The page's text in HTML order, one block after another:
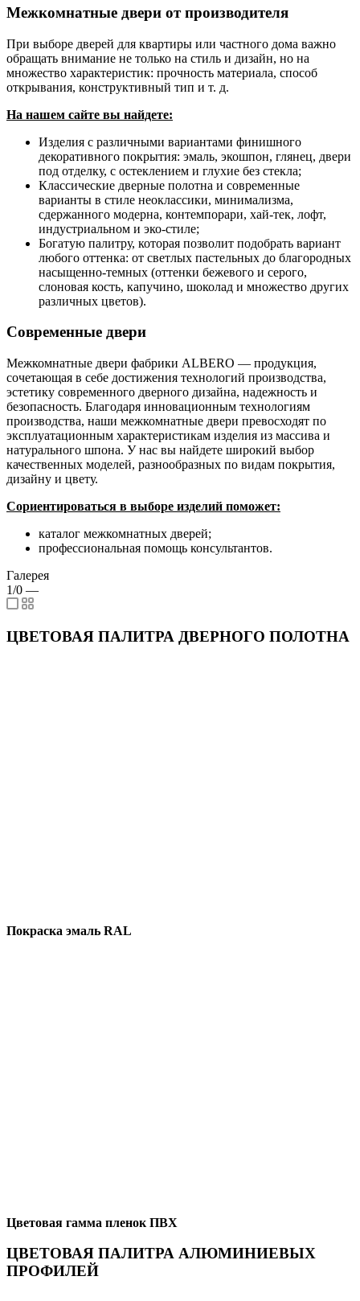
Межкомнатные двери от производителя
При выборе дверей для квартиры или частного дома важно
обращать внимание не только на стиль и дизайн, но на
множество характеристик: прочность материала, способ
открывания, конструктивный тип и т. д.
На нашем сайте вы найдете:
Изделия с различными вариантами финишного
декоративного покрытия: эмаль, экошпон, глянец, двери
под отделку, с остеклением и глухие без стекла;
Классические дверные полотна и современные
варианты в стиле неоклассики, минимализма,
сдержанного модерна, контемпорари, хай-тек, лофт,
индустриальном и эко-стиле;
Богатую палитру, которая позволит подобрать вариант
любого оттенка: от светлых пастельных до благородных
насыщенно-темных (оттенки бежевого и серого,
слоновая кость, капучино, шоколад и множество других
различных цветов).
Современные двери
Межкомнатные двери фабрики ALBERO — продукция,
сочетающая в себе достижения технологий производства,
эстетику современного дверного дизайна, надежность и
безопасность. Благодаря инновационным технологиям
производства, наши межкомнатные двери превосходят по
эксплуатационным характеристикам изделия из массива и
натурального шпона. У нас вы найдете широкий выбор
качественных моделей, разнообразных по видам покрытия,
дизайну и цвету.
Сориентироваться в выборе изделий поможет:
каталог межкомнатных дверей;
профессиональная помощь консультантов.
Галерея
1/0 —
ЦВЕТОВАЯ ПАЛИТРА ДВЕРНОГО ПОЛОТНА
Покраска эмаль RAL
Цветовая гамма пленок ПВХ
ЦВЕТОВАЯ ПАЛИТРА АЛЮМИНИЕВЫХ
ПРОФИЛЕЙ